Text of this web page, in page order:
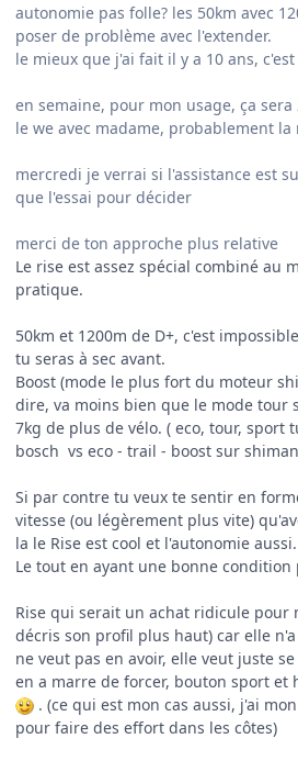
autonomie pas folle? les 50km avec
poser de problème avec l'extender.
le mieux que j'ai fait il y a 10 ans,
en semaine, pour mon usage, ça sera
le we avec madame, probablement la
mercredi je verrai si l'assistance est
que l'essai pour décider
merci de ton approche plus relative
Le rise est assez spécial combiné au
pratique.
50km et 1200m de D+, c'est
tu seras à sec avant.
Boost (mode le plus fort du moteur
dire, va moins bien que le mode tour
7kg de plus de vélo. ( eco, tour, sport
bosch vs eco - trail - boost sur
Si par contre tu veux te sentir en
vitesse (ou légèrement plus vite)
la le Rise est cool et l'autonomie aussi.
Le tout en ayant une bonne condition
Rise qui serait un achat ridicule pour
décris son profil plus haut) car elle
ne veut pas en avoir, elle veut juste
en a marre de forcer, bouton sport et
. (ce qui est mon cas aussi, j'ai
pour faire des effort dans les côtes)